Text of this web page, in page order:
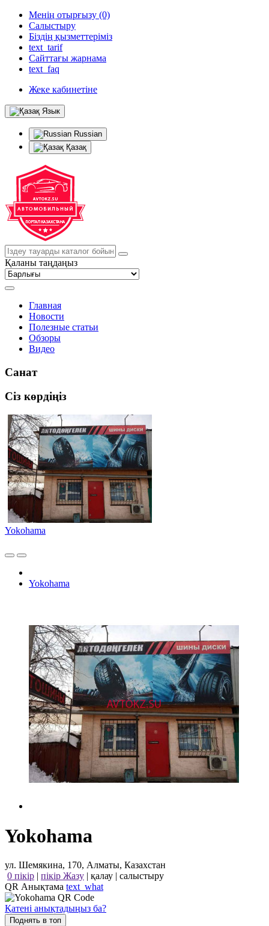
Менің отырғызу (0)
Салыстыру
Біздің қызметтеріміз
text_tarif
Сайттағы жарнама
text_faq
Жеке кабинетіне
Язык
Russian
Қазақ
Қаланы таңдаңыз
Главная
Новости
Полезные статьи
Обзоры
Видео
Санат
Сіз көрдіңіз
Yokohama
Yokohama
Yokohama
ул. Шемякина, 170, Алматы, Казахстан
0 пікір | пікір Жазу | қалау | салыстыру
QR Анықтама text_what
Қатені анықтадыңыз ба?
Поднять в топ